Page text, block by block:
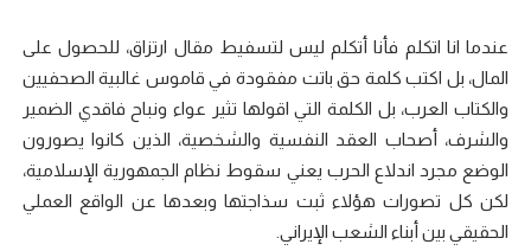
عندما انا اتكلم فأنا أتكلم ليس لتسفيط مقال ارتزاق، للحصول على
المال، بل اكتب كلمة حق باتت مفقودة في قاموس غالبية الصحفيين
والكتاب العرب، بل الكلمة التي اقولها تثير عواء ونباح فاقدي الضمير
والشرف، أصحاب العقد النفسية والشخصية، الذين كانوا يصورون
الوضع مجرد اندلاع الحرب يعني سقوط نظام الجمهورية الإسلامية،
لكن كل تصورات هؤلاء ثبت سذاجتها وبعدها عن الواقع العملي
الحقيقي بين أبناء الشعب الإيراني.